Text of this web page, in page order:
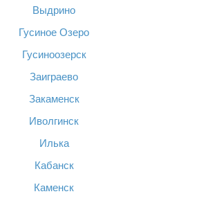
Выдрино
Гусиное Озеро
Гусиноозерск
Заиграево
Закаменск
Иволгинск
Илька
Кабанск
Каменск